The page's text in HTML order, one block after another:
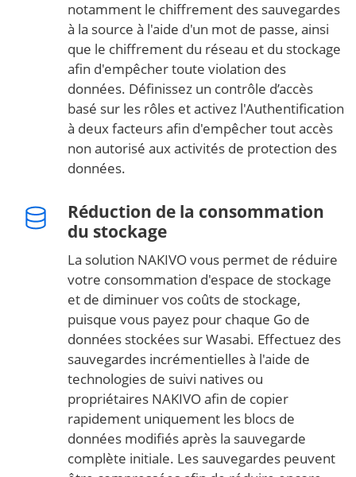
notamment le chiffrement des sauvegardes
à la source à l'aide d'un mot de passe, ainsi
que le chiffrement du réseau et du stockage
afin d'empêcher toute violation des
données. Définissez un contrôle d’accès
basé sur les rôles et activez l'Authentification
à deux facteurs afin d'empêcher tout accès
non autorisé aux activités de protection des
données.
Réduction de la consommation
du stockage
La solution NAKIVO vous permet de réduire
votre consommation d'espace de stockage
et de diminuer vos coûts de stockage,
puisque vous payez pour chaque Go de
données stockées sur Wasabi. Effectuez des
sauvegardes incrémentielles à l'aide de
technologies de suivi natives ou
propriétaires NAKIVO afin de copier
rapidement uniquement les blocs de
données modifiés après la sauvegarde
complète initiale. Les sauvegardes peuvent